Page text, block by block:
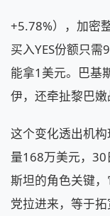
+5.78%），加密
买入YES份额只
能拿1美元。巴基
伊，还牵扯黎巴嫩
这个变化透出机
量168万美元，
斯坦的角色关键
党拉进来，等于